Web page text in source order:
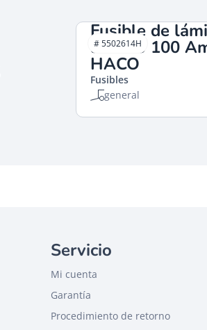
Fusible de
aislado 100
HACO
Fusibles
general
# 5502614H
Servicio
Mi cuenta
Garantía
Procedimiento de retorno